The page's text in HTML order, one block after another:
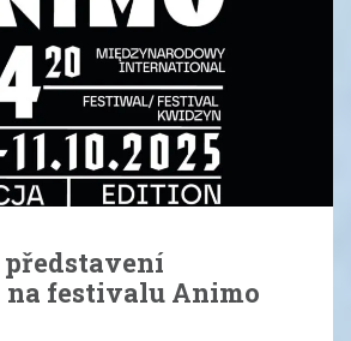
představení
festivalu Animo